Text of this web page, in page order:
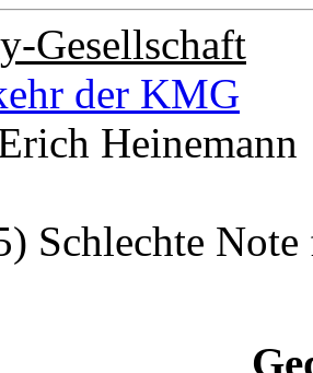
Gesellschaft
der KMG
Heinemann
Schlechte